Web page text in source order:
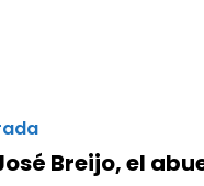
Breijo, el